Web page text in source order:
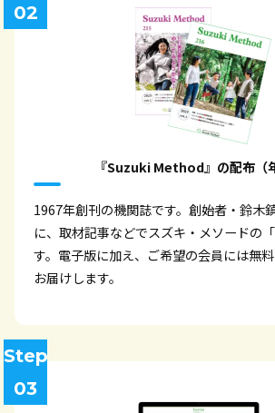
02
『Suzuki Method』の配布（
1967年創刊の機関誌です。創始者・鈴木
に、取材記事などでスズキ・メソードの
す。電子版に加え、ご希望の会員には無
お届けします。
Step
03